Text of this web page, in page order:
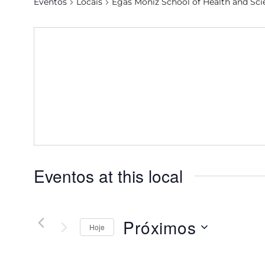
Eventos at this local
Hoje Próximos